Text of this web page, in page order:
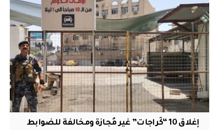
إغلاق 10 “كَراجات” غير مُجازة ومخالفة للضوابط